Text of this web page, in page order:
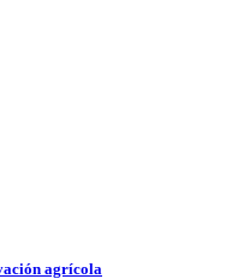
agrícola